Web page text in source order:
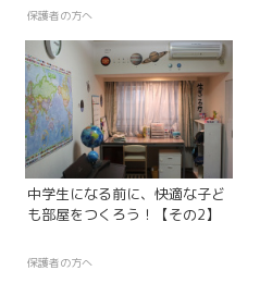
保護者の方へ
中学生になる前に、快適な子ど
も部屋をつくろう！【その2】
保護者の方へ